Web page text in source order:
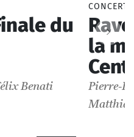
du
Benati
CONCERT
la
Pierre-